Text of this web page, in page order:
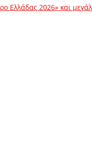
Ελλάδας 2026» και